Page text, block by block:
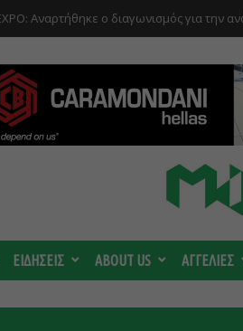
λειτουργίας του αιολικού πάρκου –
ΕΙΔΗΣΕΙΣ ABOUT US ΑΓΓΕΛΙΕΣ